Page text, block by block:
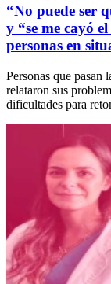
“No puede ser
y “se me cayó
personas en
Personas que pasan
relataron sus
dificultades para